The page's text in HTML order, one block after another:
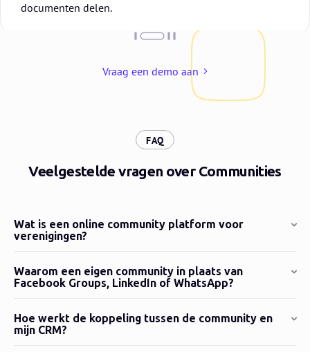
documenten delen.
Vraag een demo aan
FAQ
Veelgestelde vragen over Communities
Wat is een online community platform voor
verenigingen?
Waarom een eigen community in plaats van
Facebook Groups, LinkedIn of WhatsApp?
Hoe werkt de koppeling tussen de community en
mijn CRM?